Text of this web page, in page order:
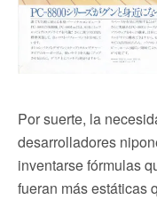
Por suerte, la
desarrolladores
inventarse fórmulas
fueran más estáticas